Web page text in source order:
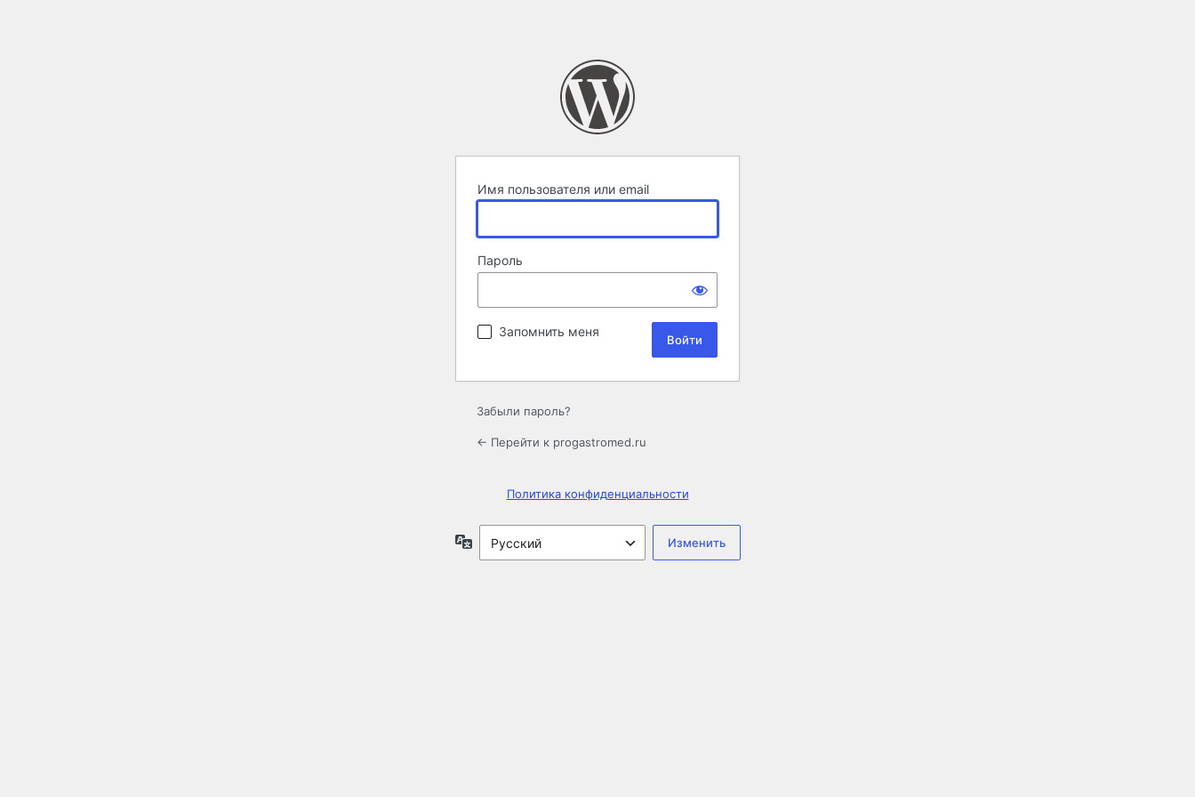
Имя пользователя или email
Пароль
Запомнить меня
Забыли пароль?
← Перейти к progastromed.ru
Политика конфиденциальности
Язык